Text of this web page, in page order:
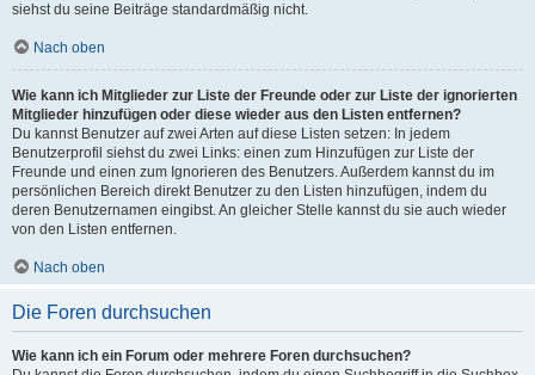
siehst du seine Beiträge standardmäßig nicht.
Nach oben
Wie kann ich Mitglieder zur Liste der Freunde oder zur Liste der ignorierten
Mitglieder hinzufügen oder diese wieder aus den Listen entfernen?
Du kannst Benutzer auf zwei Arten auf diese Listen setzen: In jedem
Benutzerprofil siehst du zwei Links: einen zum Hinzufügen zur Liste der
Freunde und einen zum Ignorieren des Benutzers. Außerdem kannst du im
persönlichen Bereich direkt Benutzer zu den Listen hinzufügen, indem du
deren Benutzernamen eingibst. An gleicher Stelle kannst du sie auch wieder
von den Listen entfernen.
Nach oben
Die Foren durchsuchen
Wie kann ich ein Forum oder mehrere Foren durchsuchen?